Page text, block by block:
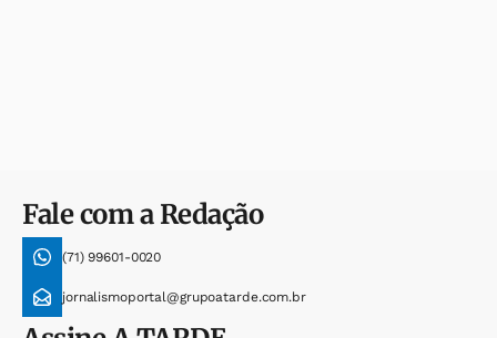
Fale com a Redação
(71) 99601-0020
jornalismoportal@grupoatarde.com.br